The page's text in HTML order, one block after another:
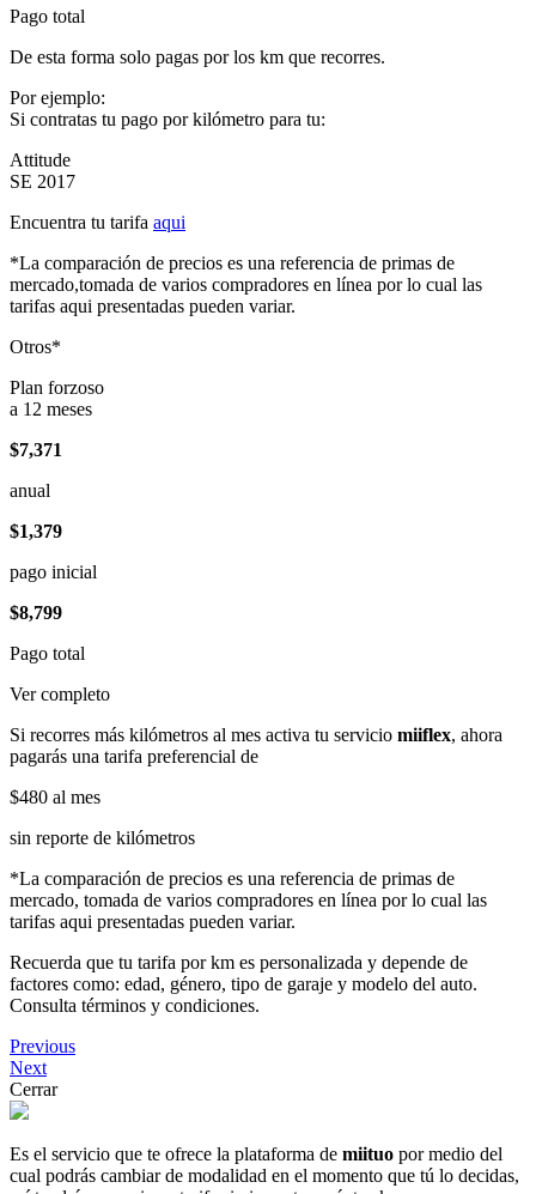
Pago total
De esta forma solo pagas por los km que recorres.
Por ejemplo:
Si contratas tu pago por kilómetro para tu:
Attitude
SE 2017
Encuentra tu tarifa aqui
*La comparación de precios es una referencia de primas de
mercado,tomada de varios compradores en línea por lo cual las
tarifas aqui presentadas pueden variar.
Otros*
Plan forzoso
a 12 meses
$7,371
anual
$1,379
pago inicial
$8,799
Pago total
Ver completo
Si recorres más kilómetros al mes activa tu servicio miiflex, ahora
pagarás una tarifa preferencial de
$480 al mes
sin reporte de kilómetros
*La comparación de precios es una referencia de primas de
mercado, tomada de varios compradores en línea por lo cual las
tarifas aqui presentadas pueden variar.
Recuerda que tu tarifa por km es personalizada y depende de
factores como: edad, género, tipo de garaje y modelo del auto.
Consulta términos y condiciones.
Previous
Next
Cerrar
Es el servicio que te ofrece la plataforma de miituo por medio del
cual podrás cambiar de modalidad en el momento que tú lo decidas,